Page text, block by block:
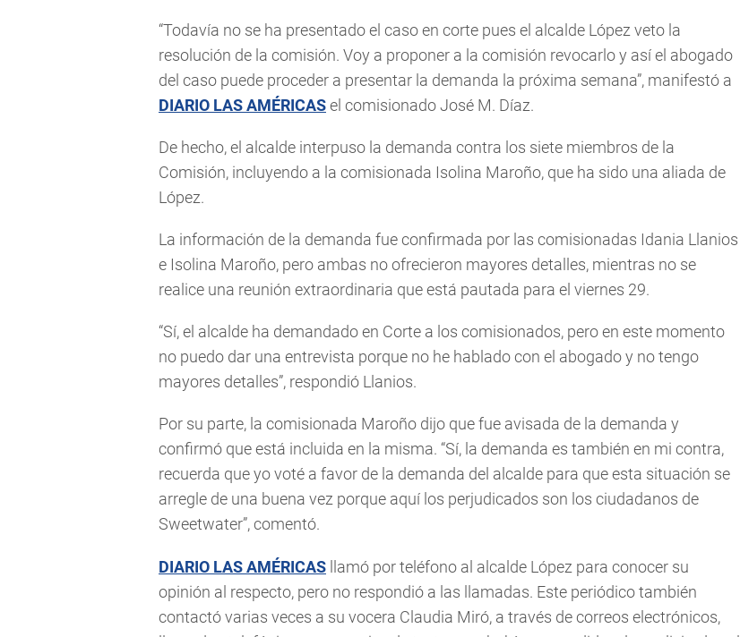
“Todavía no se ha presentado el caso en corte pues el alcalde López veto la
resolución de la comisión. Voy a proponer a la comisión revocarlo y así el abogado
del caso puede proceder a presentar la demanda la próxima semana”, manifestó a
DIARIO LAS AMÉRICASel comisionado José M. Díaz.
De hecho, el alcalde interpuso la demanda contra los siete miembros de la
Comisión, incluyendo a la comisionada Isolina Maroño, que ha sido una aliada de
López.
La información de la demanda fue confirmada por las comisionadas Idania Llanios
e Isolina Maroño, pero ambas no ofrecieron mayores detalles, mientras no se
realice una reunión extraordinaria que está pautada para el viernes 29.
“Sí, el alcalde ha demandado en Corte a los comisionados, pero en este momento
no puedo dar una entrevista porque no he hablado con el abogado y no tengo
mayores detalles”, respondió Llanios.
Por su parte, la comisionada Maroño dijo que fue avisada de la demanda y
confirmó que está incluida en la misma. “Sí, la demanda es también en mi contra,
recuerda que yo voté a favor de la demanda del alcalde para que esta situación se
arregle de una buena vez porque aquí los perjudicados son los ciudadanos de
Sweetwater”, comentó.
DIARIO LAS AMÉRICAS llamó por teléfono al alcalde López para conocer su
opinión al respecto, pero no respondió a las llamadas. Este periódico también
contactó varias veces a su vocera Claudia Miró, a través de correos electrónicos,